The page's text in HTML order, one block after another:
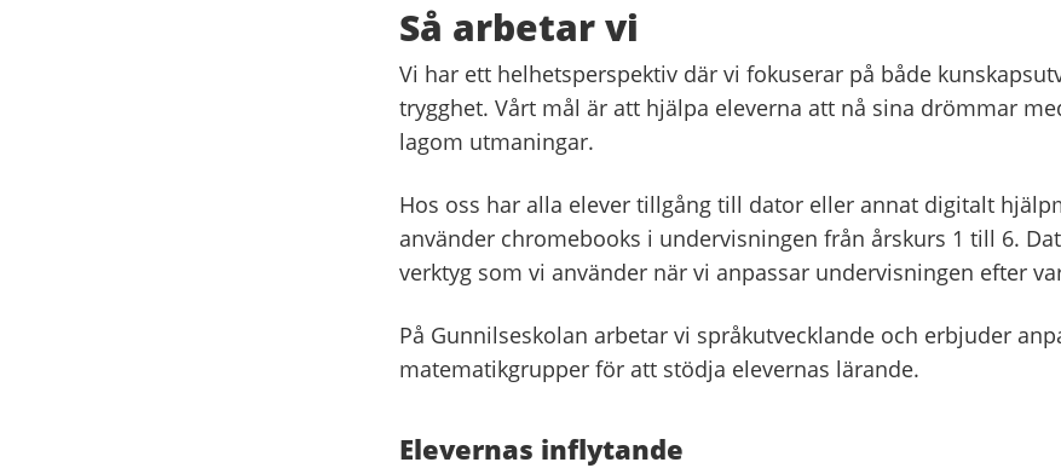
Så arbetar vi
Vi har ett helhetsperspektiv där vi fokuserar på både
trygghet. Vårt mål är att hjälpa eleverna att nå sina drömmar
lagom utmaningar.
Hos oss har alla elever tillgång till dator eller annat digitalt
använder chromebooks i undervisningen från årskurs 1 till 6.
verktyg som vi använder när vi anpassar undervisningen efter
På Gunnilseskolan arbetar vi språkutvecklande och erbjuder
matematikgrupper för att stödja elevernas lärande.
Elevernas inflytande